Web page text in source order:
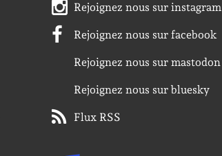
Rejoignez nous sur instagram
Rejoignez nous sur facebook
Rejoignez nous sur mastodon
Rejoignez nous sur bluesky
Flux RSS